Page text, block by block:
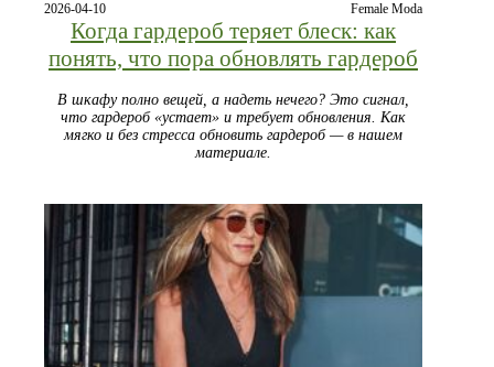
2026-04-10 Female Moda
Когда гардероб теряет блеск: как
понять, что пора обновлять гардероб
В шкафу полно вещей, а надеть нечего? Это сигнал,
что гардероб «устает» и требует обновления. Как
мягко и без стресса обновить гардероб — в нашем
материале.